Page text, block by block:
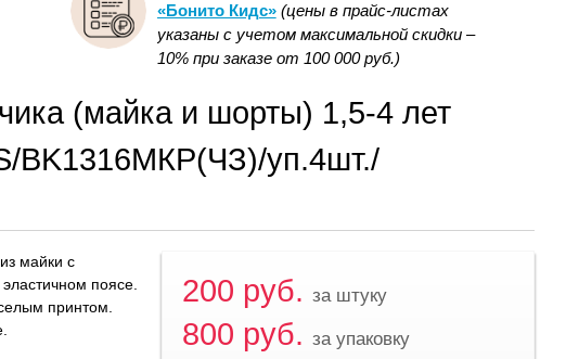
«Бонито Кидс» (цены в прайс-листах
указаны с учетом максимальной скидки –
10% при заказе от 100 000 руб.)
(майка и шорты) 1,5-4 лет
BK1316MКР(ЧЗ)/уп.4шт./
майки с
поясе.
принтом.
200 руб. за штуку
800 руб. за упаковку